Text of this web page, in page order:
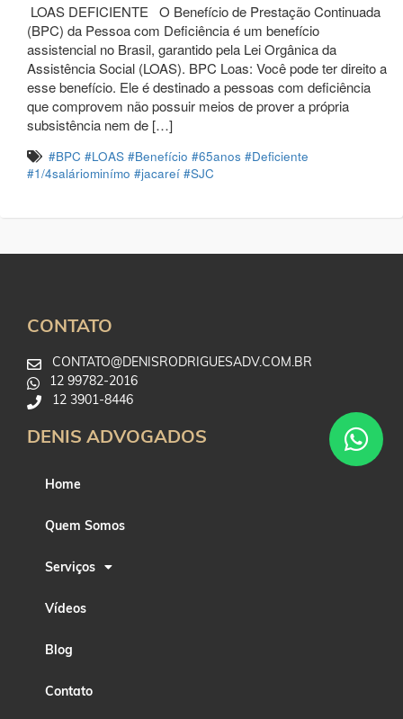
LOAS DEFICIENTE O Benefício de Prestação Continuada
(BPC) da Pessoa com Deficiência é um benefício
assistencial no Brasil, garantido pela Lei Orgânica da
Assistência Social (LOAS). BPC Loas: Você pode ter direito a
esse benefício. Ele é destinado a pessoas com deficiência
que comprovem não possuir meios de prover a própria
subsistência nem de […]
#BPC #LOAS #Benefício #65anos #Deficiente
#1/4saláriominímo #jacareí #SJC
CONTATO
CONTATO@DENISRODRIGUESADV.COM.BR
12 99782-2016
12 3901-8446
DENIS ADVOGADOS
Home
Quem Somos
Serviços
Vídeos
Blog
Contato